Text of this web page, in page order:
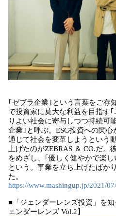
｢ゼブラ企業｣という言葉をご存
で投資家に莫大な利益を目指す
りよい社会に寄与しつつ持続可
企業｣と呼ぶ。ESG投資への関
通じて社会を変革しようという
上げたのがZEBRAS ＆ CO.だ
をめざし、｢優しく健やかで楽
という。事業を立ち上げたばか
た。
https://www.mashingup.jp/2021/
■「ジェンダーレンズ投資」を
ェンダーレンズ Vol.2】